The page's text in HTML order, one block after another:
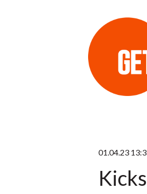
01.04.23